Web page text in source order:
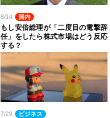
8/14 国内
もし安倍総理が「二度目の電撃辞
任」をしたら株式市場はどう反応
する？
7/29 ビジネス